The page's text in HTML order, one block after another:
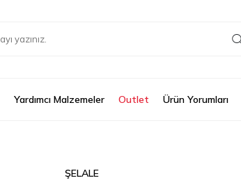
Yardımcı Malzemeler Outlet Ürün Yorumları
ŞELALE